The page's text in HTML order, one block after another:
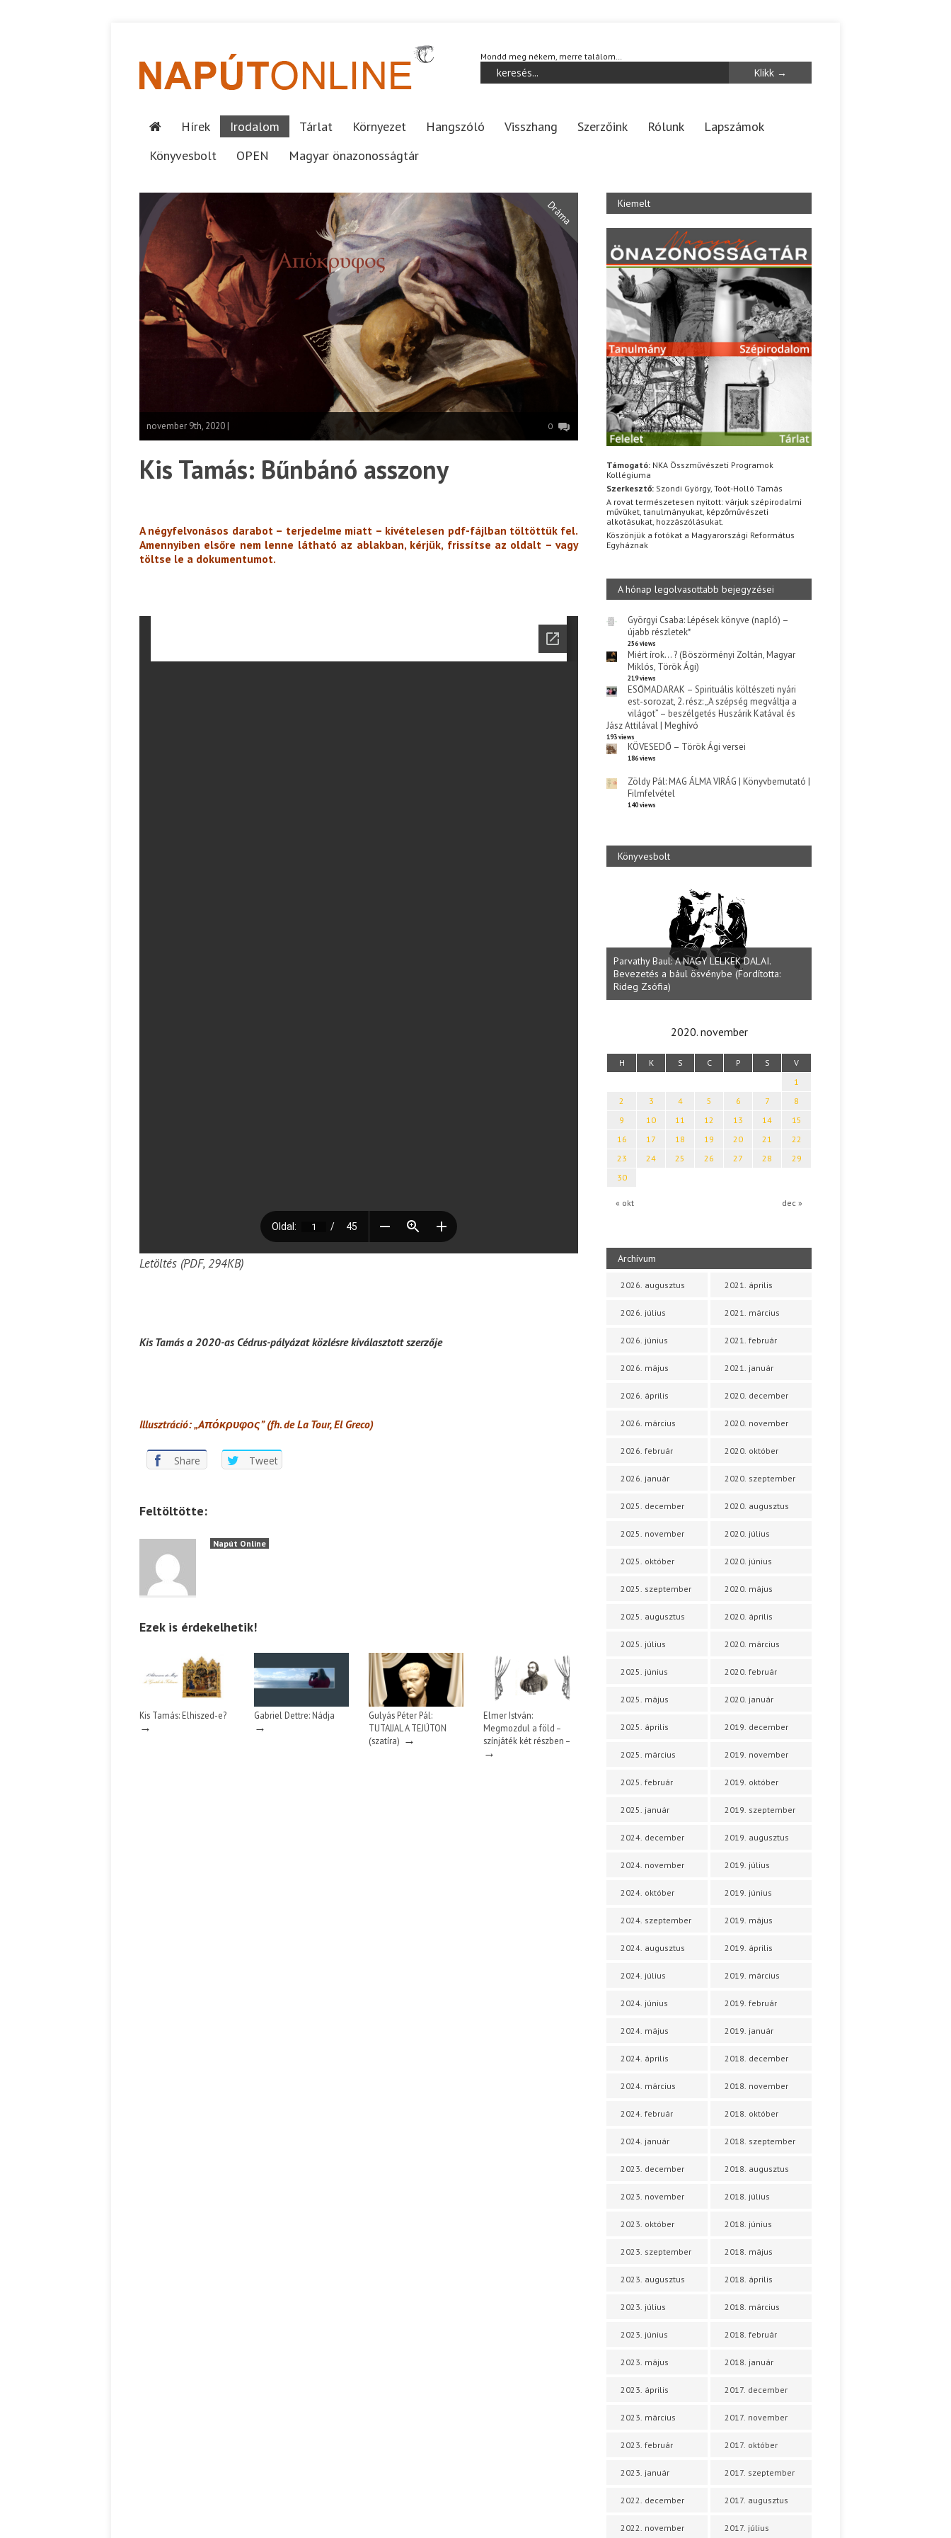
Mondd meg nékem, merre találom…
Hírek Irodalom Tárlat Környezet Hangszóló Visszhang Szerzőink Rólunk
Lapszámok
Könyvesbolt
OPEN Magyar önazonosságtár
Dráma
november 9th, 2020 | 0
Kis Tamás: Bűnbánó asszony
A négyfelvonásos darabot – terjedelme miatt – kivételesen pdf-fájlban töltöttük fel.
Amennyiben elsőre nem lenne látható az ablakban, kérjük, frissítse az oldalt – vagy
töltse le a dokumentumot.
Letöltés (PDF, 294KB)
Kis Tamás a 2020-as Cédrus-pályázat közlésre kiválasztott szerzője
Illusztráció: „Aπόκρυφος” (fh. de La Tour, El Greco)
Share Tweet
Feltöltötte:
Napút Online
Ezek is érdekelhetik!
Kis Tamás: Elhiszed-e?
→
Gabriel Dettre: Nádja
→
Gulyás Péter Pál:
TUTAJJAL A TEJÚTON
(szatíra) →
Elmer István:
Megmozdul a föld –
színjáték két részben –
→
Kiemelt
Támogató: NKA Összművészeti Programok
Kollégiuma
Szerkesztő: Szondi György, Toót-Holló Tamás
A rovat természetesen nyitott: várjuk szépirodalmi
művüket, tanulmányukat, képzőművészeti
alkotásukat, hozzászólásukat.
Köszönjük a fotókat a Magyarországi Református
Egyháznak
A hónap legolvasottabb bejegyzései
Györgyi Csaba: Lépések könyve (napló) –
újabb részletek*
256 views
Miért írok… ? (Böszörményi Zoltán, Magyar
Miklós, Török Ági)
219 views
ESŐMADARAK – Spirituális költészeti nyári
est-sorozat, 2. rész: „A szépség megváltja a
világot” – beszélgetés Huszárik Katával és
Jász Attilával | Meghívó
193 views
KÖVESEDŐ – Török Ági versei
186 views
Zöldy Pál: MAG ÁLMA VIRÁG | Könyvbemutató |
Filmfelvétel
140 views
Könyvesbolt
Parvathy Baul: A NAGY LELKEK DALAI.
Bevezetés a bául ösvénybe (Fordította:
Halmai Tamás: Megválaszolt érintés. Leveles
2020. november
H K S C P S V
« okt dec »
1
2
3 4 5 6 7
8
9
10 11 12 13 14
15
16
17 18 19 20 21
22
23
24 25 26 27 28
29
30
Archívum
2026. augusztus
2026. július
2026. június
2026. május
2026. április
2026. március
2026. február
2026. január
2025. december
2025. november
2025. október
2025. szeptember
2025. augusztus
2025. július
2025. június
2025. május
2025. április
2025. március
2025. február
2025. január
2024. december
2024. november
2024. október
2024. szeptember
2024. augusztus
2024. július
2024. június
2024. május
2024. április
2024. március
2024. február
2024. január
2023. december
2023. november
2023. október
2023. szeptember
2023. augusztus
2023. július
2023. június
2023. május
2023. április
2023. március
2023. február
2023. január
2022. december
2022. november
2021. április
2021. március
2021. február
2021. január
2020. december
2020. november
2020. október
2020. szeptember
2020. augusztus
2020. július
2020. június
2020. május
2020. április
2020. március
2020. február
2020. január
2019. december
2019. november
2019. október
2019. szeptember
2019. augusztus
2019. július
2019. június
2019. május
2019. április
2019. március
2019. február
2019. január
2018. december
2018. november
2018. október
2018. szeptember
2018. augusztus
2018. július
2018. június
2018. május
2018. április
2018. március
2018. február
2018. január
2017. december
2017. november
2017. október
2017. szeptember
2017. augusztus
2017. július